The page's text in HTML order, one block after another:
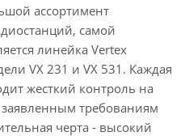
ассортимент
самой
линейка Vertex
VX 231 и VX 531. Каждая
жесткий контроль на
заявленным требованиям
черта - высокий